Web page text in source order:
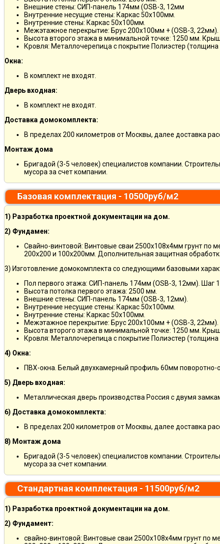
Внешние стены: СИП-панель 174мм (OSB-3, 12мм
Внутренние несущие стены: Каркас 50х100мм.
Внутренние стены: Каркас 50х100мм.
Межэтажное перекрытие: Брус 200х100мм + (OSB-3, 22мм).
Высота второго этажа в минимальной точке: 1250 мм.
Кровля: Металлочерепица с покрытие Полиэстер
Окна:
В комплект не входят.
Дверь входная:
В комплект не входят.
Доставка домокомплекта:
В пределах 200 километров от Москвы, далее доставка
Монтаж дома
Бригадой (3-5 человек) специалистов компании.
мусора за счет компании.
Базовая комплектация - 10500руб/м2
1) Разработка проектной документации на дом.
2) Фундамен:
Свайно-винтовой: Винтовые сваи 2500х108х4мм грунт по
200х200 и 100х200мм. Дополнительная защитная
3) Изготовление домокомплекта со следующими базовыми
Пол первого этажа: СИП-панель 174мм (OSB-3, 12мм). Шаг
Высота потолка первого этажа: 2500 мм.
Внешние стены: СИП-панель 174мм (OSB-3, 12мм).
Внутренние несущие стены: Каркас 50х100мм.
Внутренние стены: Каркас 50х100мм.
Межэтажное перекрытие: Брус 200х100мм + (OSB-3, 22мм).
Высота второго этажа в минимальной точке: 1250 мм.
Кровля: Металлочерепица с покрытие Полиэстер
4) Окна:
ПВХ-окна. Белый двухкамерный профиль 60мм поворотно-
5) Дверь входная:
Металлическая дверь производства Россия с двумя
6) Доставка домокомплекта:
В пределах 200 километров от Москвы, далее доставка
8) Монтаж дома
Бригадой (3-5 человек) специалистов компании.
мусора за счет компании.
Стандартная комплектация - 11500руб/м2
1) Разработка проектной документации на дом.
2) Фундамент:
свайно-винтовой: Винтовые сваи 2500х108х4мм грунт по